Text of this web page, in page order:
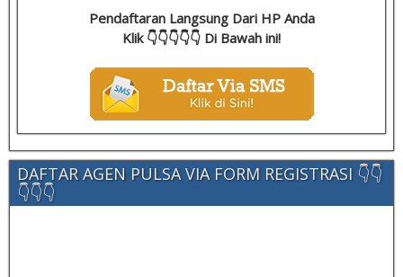
Pendaftaran Langsung Dari HP Anda
Klik 👇👇👇👇👇 Di Bawah ini!
DAFTAR AGEN PULSA VIA FORM REGISTRASI 👇👇
👇👇👇